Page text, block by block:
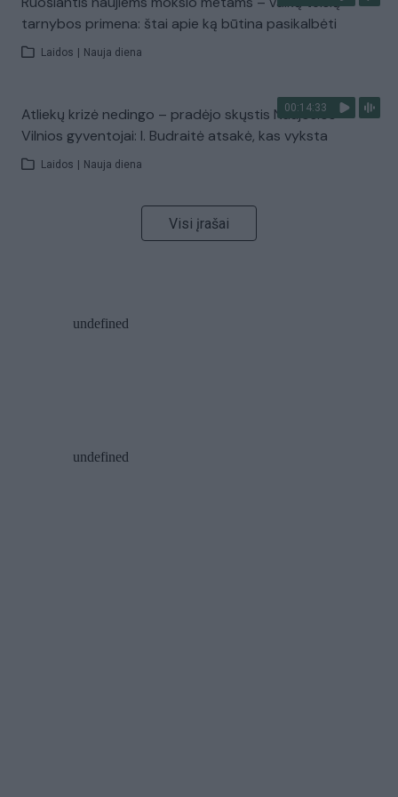
tarnybos primena: štai apie ką būtina pasikalbėti
Laidos Nauja diena
00:14:33
Atliekų krizė nedingo – pradėjo skųstis Naujosios
Vilnios gyventojai: I. Budraitė atsakė, kas vyksta
Laidos Nauja diena
Visi įrašai